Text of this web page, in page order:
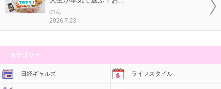
のん
2026.7.23
カテゴリー
日経ギャルズ ライフスタイル